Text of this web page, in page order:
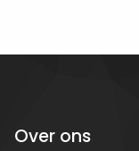
Over ons